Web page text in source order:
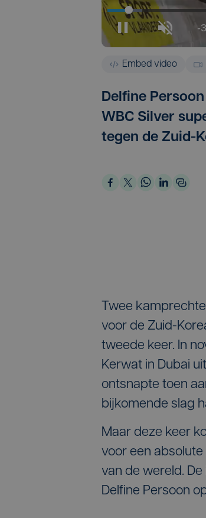
Embed video
Delfine
WBC Silver
tegen de Zuid-
Twee
voor de Zuid-
tweede keer. In
Kerwat in Dubai
ontsnapte toen
bijkomende slag
Maar deze keer
voor een
van de wereld.
Delfine Persoon